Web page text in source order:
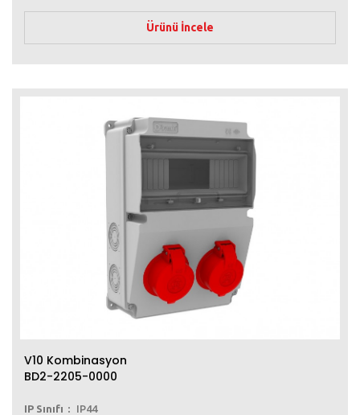
Ürünü İncele
V10 Kombinasyon
BD2-2205-0000
IP Sınıfı
IP44